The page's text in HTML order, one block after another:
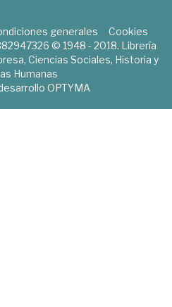
generales
Cookies
© 1948 - 2018. Librería
Ciencias Sociales, Historia y
Humanas
OPTYMA